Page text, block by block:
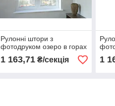
Рулонні штори з
фотодруком озеро в горах
1 163,71₴/секція 1